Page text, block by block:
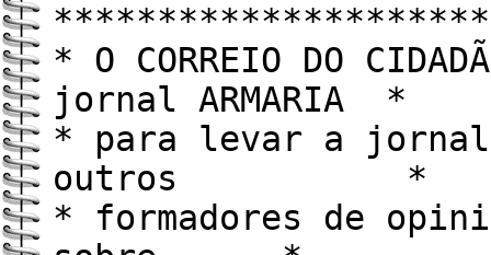
* O CORREIO DO
jornal ARMARIA *
* para levar a
outros *
* formadores de